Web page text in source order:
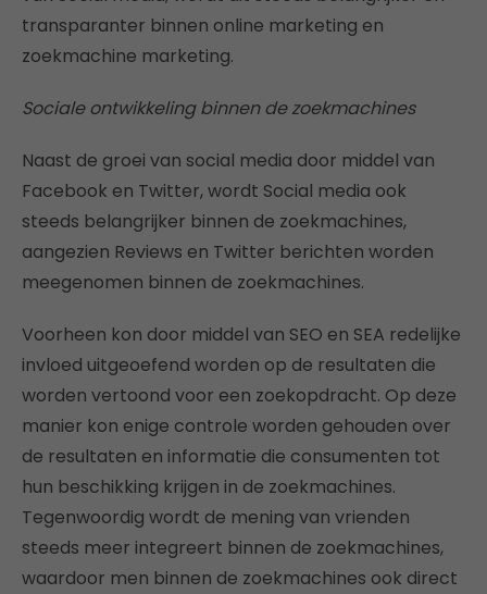
transparanter binnen online marketing en
zoekmachine marketing.
Sociale ontwikkeling binnen de zoekmachines
Naast de groei van social media door middel van
Facebook en Twitter, wordt Social media ook
steeds belangrijker binnen de zoekmachines,
aangezien Reviews en Twitter berichten worden
meegenomen binnen de zoekmachines.
Voorheen kon door middel van SEO en SEA redelijke
invloed uitgeoefend worden op de resultaten die
worden vertoond voor een zoekopdracht. Op deze
manier kon enige controle worden gehouden over
de resultaten en informatie die consumenten tot
hun beschikking krijgen in de zoekmachines.
Tegenwoordig wordt de mening van vrienden
steeds meer integreert binnen de zoekmachines,
waardoor men binnen de zoekmachines ook direct